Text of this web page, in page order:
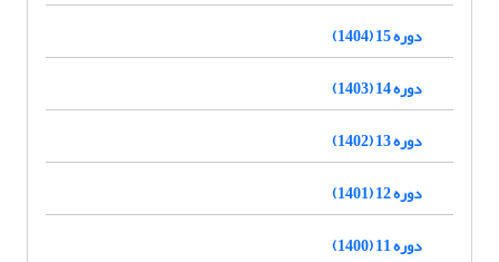
دوره 15 (1404)
دوره 14 (1403)
دوره 13 (1402)
دوره 12 (1401)
دوره 11 (1400)